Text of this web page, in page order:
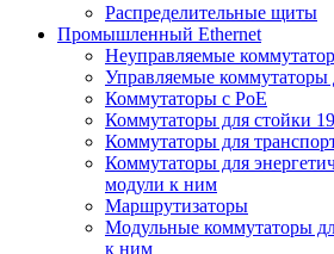
Распределительные щиты
Промышленный Ethernet
Неуправляемые
Управляемые коммутаторы
Коммутаторы с PoE
Коммутаторы для стойки
Коммутаторы для
Коммутаторы для
модули к ним
Маршрутизаторы
Модульные коммутаторы
к ним